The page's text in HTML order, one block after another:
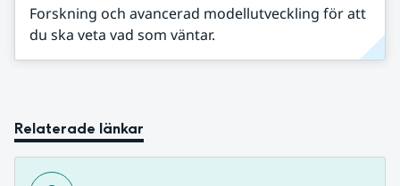
Forskning och avancerad modellutveckling för att
du ska veta vad som väntar.
Relaterade länkar